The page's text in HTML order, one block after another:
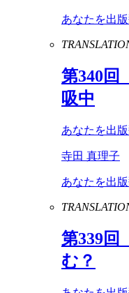
あなたを出
第340回
吸中
あなたを出
寺田 真理子
あなたを出
第339回
む？